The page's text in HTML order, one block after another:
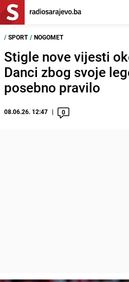
/ SPORT / NOGOMET
Stigle nove vijesti
Danci zbog svoje
posebno pravilo
08.06.26. 12:47 0